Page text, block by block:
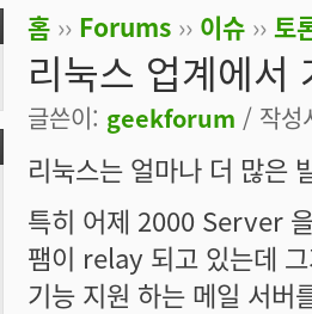
현재 위치
홈 ›› Forums ›› 이슈 ›› 토
리눅스 업계에서
글쓴이: geekforum / 작성
리눅스는 얼마나 더 많은
특히 어제 2000 Server
팸이 relay 되고 있는데
기능 지원 하는 메일 서버